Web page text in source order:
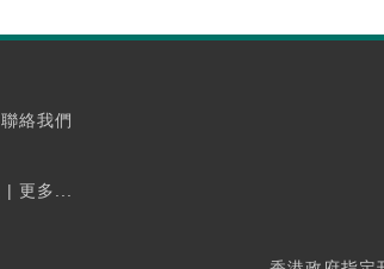
聯絡我們
| 更多...